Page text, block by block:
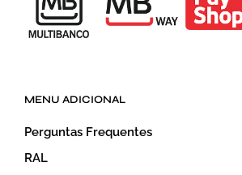
MENU ADICIONAL
Perguntas Frequentes
RAL